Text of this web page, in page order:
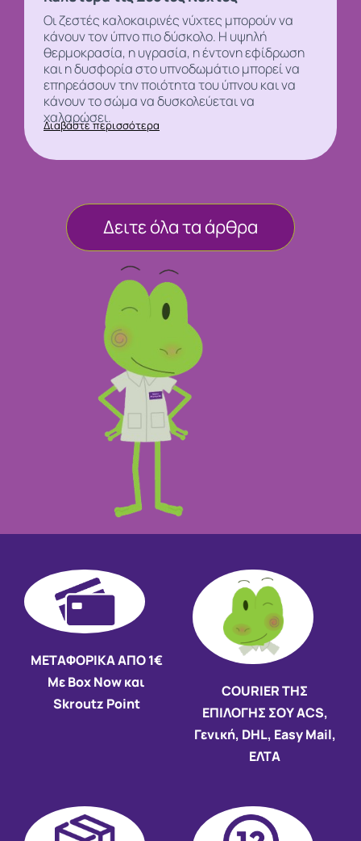
Οι ζεστές καλοκαιρινές νύχτες μπορούν να
κάνουν τονύπνοπιο δύσκολο. Η υψηλή
θερμοκρασία, η υγρασία, η έντονη εφίδρωση
και η δυσφορία στο υπνοδωμάτιο μπορεί να
επηρεάσουν την ποιότητα του ύπνου και να
κάνουν το σώμα να δυσκολεύεται να
χαλαρώσει.
Διαβάστε περισσότερα
Δειτε όλα τα άρθρα
ΜΕΤΑΦΟΡΙΚΑ ΑΠΟ 1€
Με Box Now και
Skroutz Point
COURIER ΤΗΣ
ΕΠΙΛΟΓΗΣ ΣΟΥ ACS,
Γενική, DHL, Easy Mail,
ΕΛΤΑ